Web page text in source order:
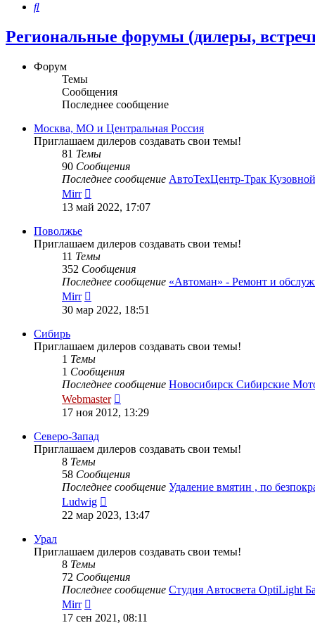
Поиск
Региональные форумы (дилеры,
Форум
Темы
Сообщения
Последнее сообщение
Москва, МО и Центральная Россия
Приглашаем дилеров создавать свои темы!
81 Темы
90 Сообщения
Последнее сообщение АвтоТехЦентр-Трак
Mirr
к
последнему
13 май 2022, 17:07
Поволжье
Приглашаем дилеров создавать свои темы!
11 Темы
352 Сообщения
Последнее сообщение «Автоман» - Ремонт и
Mirr
к
последнему
30 мар 2022, 18:51
Сибирь
Приглашаем дилеров создавать свои темы!
1 Темы
1 Сообщения
Последнее сообщение Новосибирск Сибирские
Webmaster
к
17 ноя 2012, 13:29
Северо-Запад
Приглашаем дилеров создавать свои темы!
8 Темы
58 Сообщения
Последнее сообщение Удаление вмятин , по
Ludwig
к
последнему
22 мар 2023, 13:47
Урал
Приглашаем дилеров создавать свои темы!
8 Темы
72 Сообщения
Последнее сообщение Студия Автосвета OptiLight
Mirr
к
последнему
17 сен 2021, 08:11